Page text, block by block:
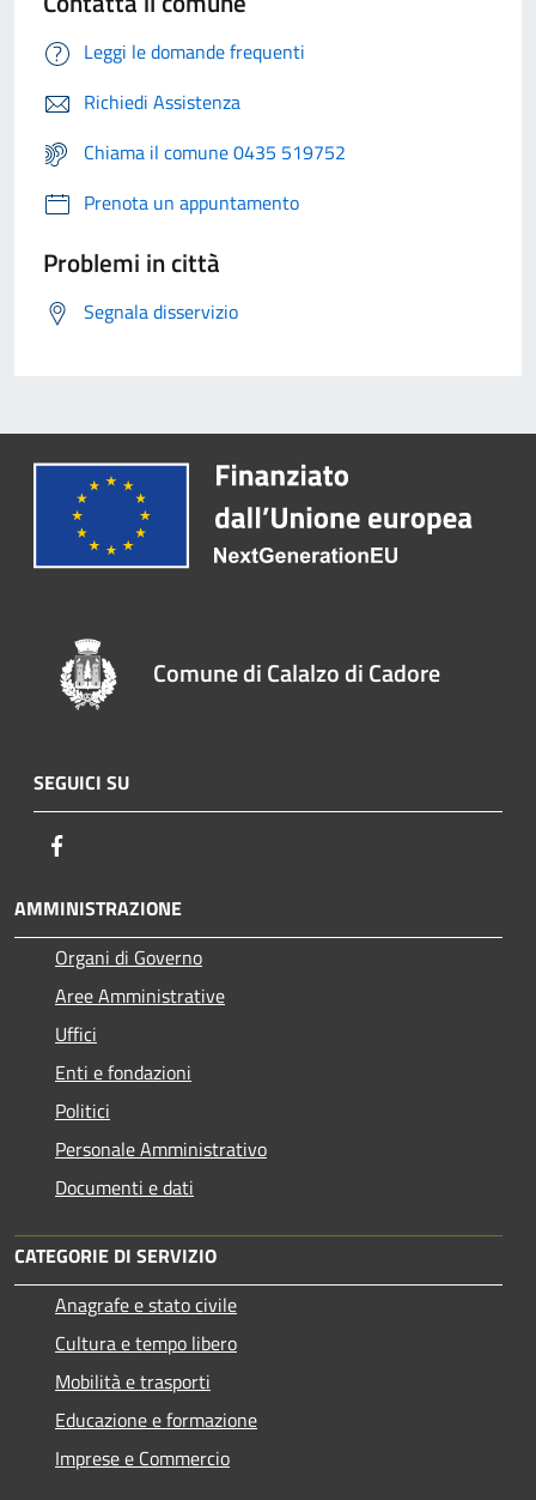
Leggi le domande frequenti
Richiedi Assistenza
Chiama il comune 0435 519752
Prenota un appuntamento
Problemi in città
Segnala disservizio
Comune di Calalzo di Cadore
SEGUICI SU
AMMINISTRAZIONE
Organi di Governo
Aree Amministrative
Uffici
Enti e fondazioni
Politici
Personale Amministrativo
Documenti e dati
CATEGORIE DI SERVIZIO
Anagrafe e stato civile
Cultura e tempo libero
Mobilità e trasporti
Educazione e formazione
Imprese e Commercio